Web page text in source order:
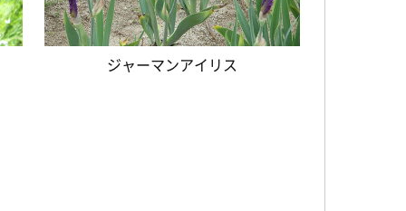
ジャーマンアイリス